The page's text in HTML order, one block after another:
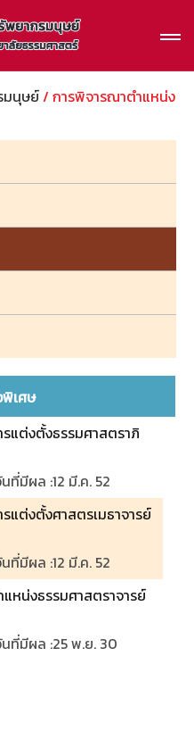
มนุษย์/ การพิจารณาตำแหน่ง
เศษ
แต่งตั้งธรรมศาสตราภิ
นที่มีผล :12 มี.ค. 52
แต่งตั้งศาสตรเมธาจารย์
นที่มีผล :12 มี.ค. 52
หน่งธรรมศาสตราจารย์
นที่มีผล :25 พ.ย. 30